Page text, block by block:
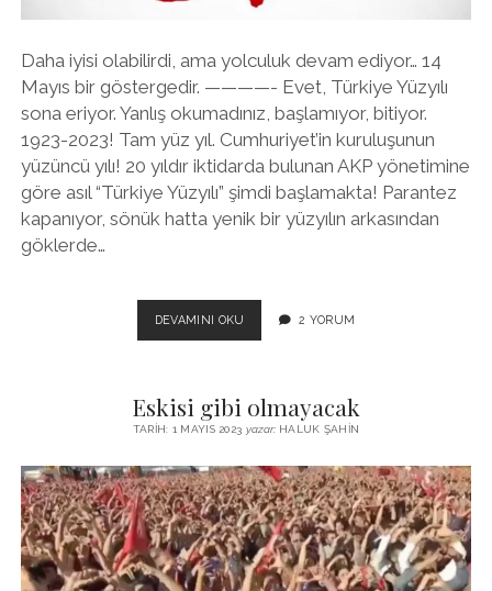
Daha iyisi olabilirdi, ama yolculuk devam ediyor… 14
Mayıs bir göstergedir. ————- Evet, Türkiye Yüzyılı
sona eriyor. Yanlış okumadınız, başlamıyor, bitiyor.
1923-2023! Tam yüz yıl. Cumhuriyet’in kuruluşunun
yüzüncü yılı! 20 yıldır iktidarda bulunan AKP yönetimine
göre asıl “Türkiye Yüzyılı” şimdi başlamakta! Parantez
kapanıyor, sönük hatta yenik bir yüzyılın arkasından
göklerde…
DEVAMINI OKU HANGI
“TÜRKIYE
2 YORUM
Eskisi gibi olmayacak
TARIH: 1 MAYIS 2023 yazar:HALUK ŞAHIN